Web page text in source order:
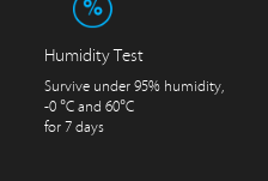
Humidity Test
Survive under 95% humidity,
-0 °C and 60°C
for 7 days